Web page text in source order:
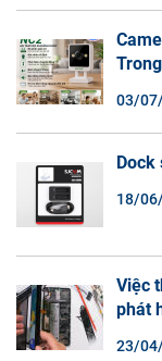
03/
Dock
18/
Việc
phát
23/